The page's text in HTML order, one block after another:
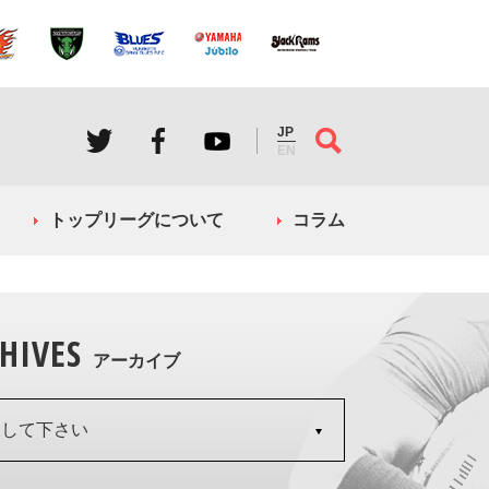
JP
EN
トップリーグについて コラム
アーカイブ
て下さい